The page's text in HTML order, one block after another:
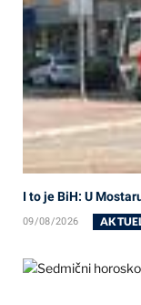
I to je BiH: U
09/08/2026